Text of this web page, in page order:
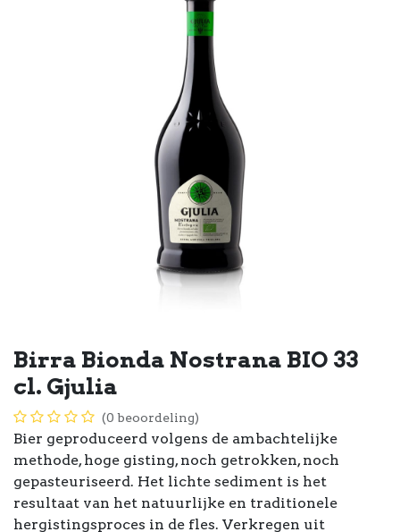
Birra Bionda Nostrana BIO 33
cl. Gjulia
(0 beoordeling)
Bier geproduceerd volgens de ambachtelijke
methode, hoge gisting, noch getrokken, noch
gepasteuriseerd. Het lichte sediment is het
resultaat van het natuurlijke en traditionele
hergistingsproces in de fles. Verkregen uit